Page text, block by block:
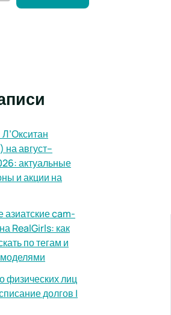
на август–
актуальные
и акции на
азиатские cam-
RealGirls: как
по тегам и
физических лиц
долгов |